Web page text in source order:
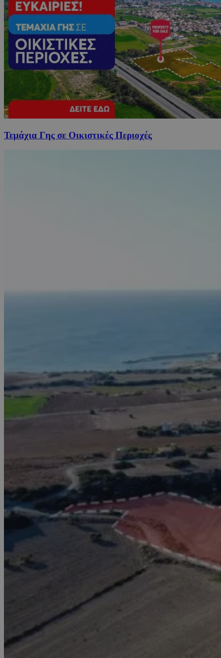
Τεμάχια Γης σε Οικιστικές Περιοχές